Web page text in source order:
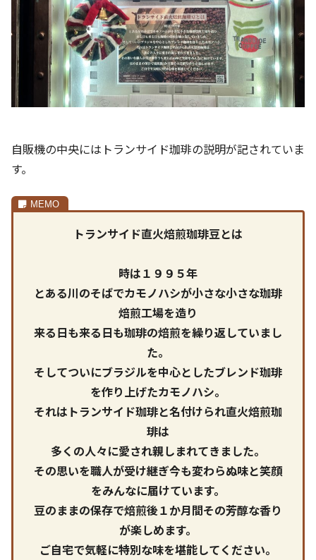
自販機の中央にはトランサイド珈琲の説明が記されていま
す。
トランサイド直火焙煎珈琲豆とは
時は１９９５年
とある川のそばでカモノハシが小さな小さな珈琲
焙煎工場を造り
来る日も来る日も珈琲の焙煎を繰り返していまし
た。
そしてついにブラジルを中心としたブレンド珈琲
を作り上げたカモノハシ。
それはトランサイド珈琲と名付けられ直火焙煎珈
琲は
多くの人々に愛され親しまれてきました。
その思いを職人が受け継ぎ今も変わらぬ味と笑顔
をみんなに届けています。
豆のままの保存で焙煎後１か月間その芳醇な香り
が楽しめます。
ご自宅で気軽に特別な味を堪能してください。